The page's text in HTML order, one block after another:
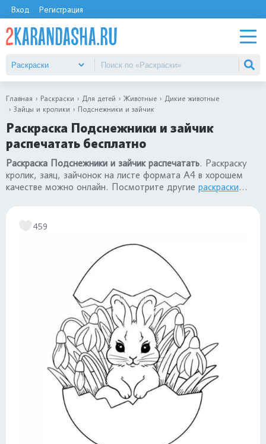
Вход Регистрация
Главная Раскраски Для детей Животные
Дикие животные
Зайцы и кролики
Подснежники и зайчик
Раскраска Подснежники и зайчик
распечатать бесплатно
Раскраска Подснежники и зайчик распечатать. Раскраску
кролик, заяц, зайчонок на листе формата А4 в хорошем
качестве можно онлайн. Посмотрите другие раскраски
459